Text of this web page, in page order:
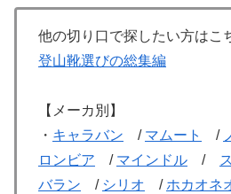
他の切り口で探したい方はこ
登山靴選びの総集編
【メーカ別】
・ キャラバン / マムート /
ロンビア / マインドル /
バラン / シリオ / ホカオネ